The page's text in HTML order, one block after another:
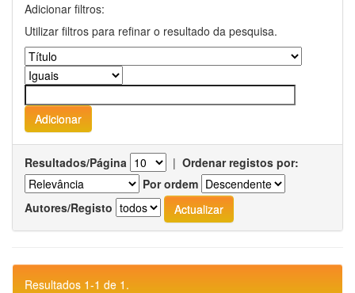
Adicionar filtros:
Utilizar filtros para refinar o resultado da pesquisa.
Resultados/Página | Ordenar registos por:
Por ordem
Autores/Registo
Resultados 1-1 de 1.